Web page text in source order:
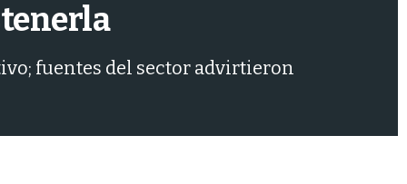
fuentes del sector advirtieron